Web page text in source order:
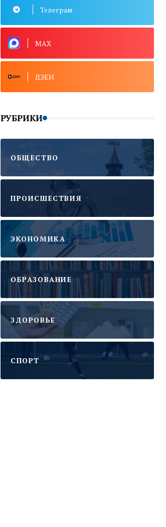
Телеграм
MAX
ДЗЕН
РУБРИКИ
ОБЩЕСТВО
ПРОИСШЕСТВИЯ
ЭКОНОМИКА
ОБРАЗОВАНИЕ
ЗДОРОВЬЕ
CПОРТ